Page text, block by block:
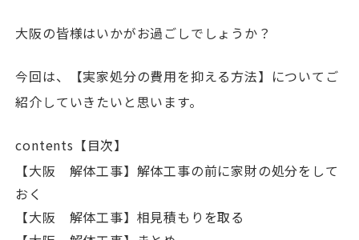
大阪の皆様はいかがお過ごしでしょうか？
今回は、【実家処分の費用を抑える方法】についてご
紹介していきたいと思います。
contents【目次】
【大阪 解体工事】解体工事の前に家財の処分をして
おく
【大阪 解体工事】相見積もりを取る